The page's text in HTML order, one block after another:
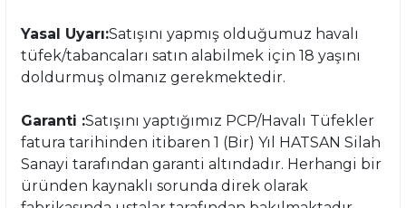
Yasal Uyarı:Satışını yapmış olduğumuz havalı
tüfek/tabancaları satın alabilmek için 18 yaşını
doldurmuş olmanız gerekmektedir.
Garanti :Satışını yaptığımız PCP/Havalı Tüfekler
fatura tarihinden itibaren 1 (Bir) Yıl HATSAN Silah
Sanayi tarafından garanti altındadır. Herhangi bir
üründen kaynaklı sorunda direk olarak